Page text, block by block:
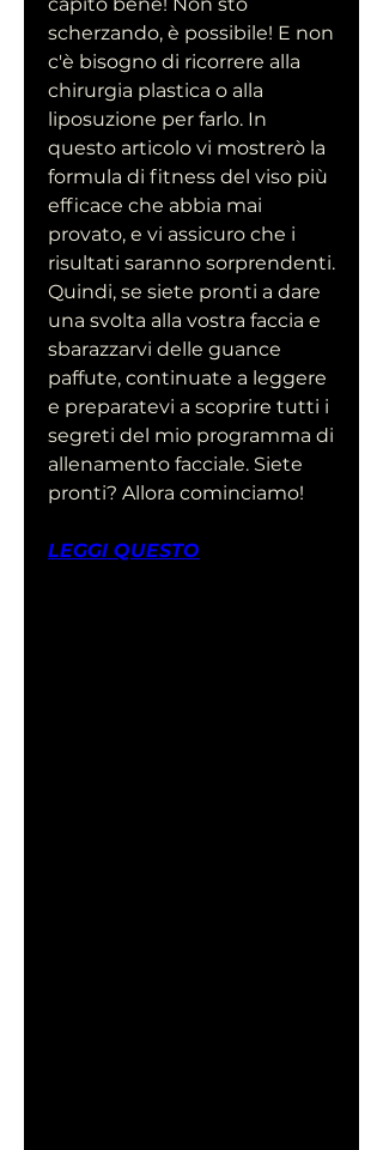
scherzando, è possibile! E non
c'è bisogno di ricorrere alla
chirurgia plastica o alla
liposuzione per farlo. In
questo articolo vi mostrerò la
formula di fitness del viso più
efficace che abbia mai
provato, e vi assicuro che i
risultati saranno sorprendenti.
Quindi, se siete pronti a dare
una svolta alla vostra faccia e
sbarazzarvi delle guance
paffute, continuate a leggere
e preparatevi a scoprire tutti i
segreti del mio programma di
allenamento facciale. Siete
pronti? Allora cominciamo!
LEGGI QUESTO